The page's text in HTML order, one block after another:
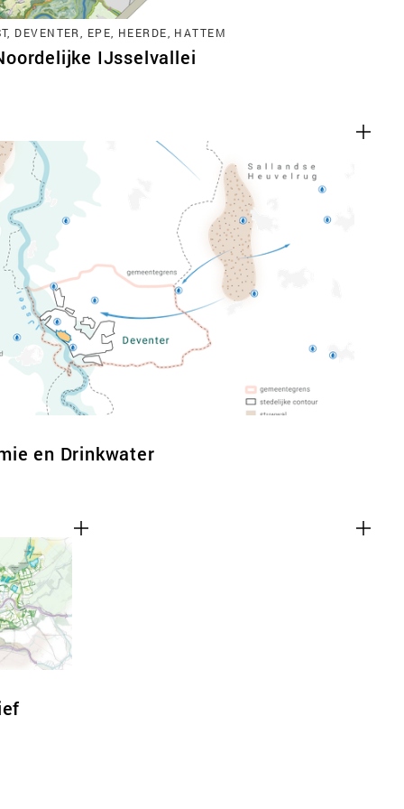
DEVENTER, EPE, HEERDE, HATTEM
IJsselvallei
en Drinkwater